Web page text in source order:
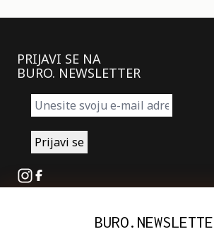
PRIJAVI SE NA
BURO. NEWSLETTER
Instagram
Facebook